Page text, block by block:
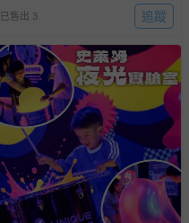
計算，活動贈品亦需一併退
定，不適用七天鑑賞期/猶
解約時即將逾期（例如生鮮
書、姓名貼等）。
如經拆封、使用，則酌收整
已售出 3 追蹤